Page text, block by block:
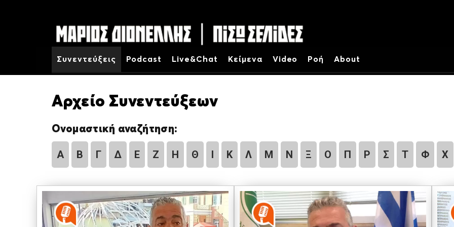
Συνεντεύξεις Podcast Live&Chat Κείμενα Video Ροή About
Αρχείο Συνεντεύξεων
Ονομαστική αναζήτηση:
Α Β Γ Δ Ε Ζ Η Θ Ι Κ Λ Μ Ν Ξ Ο Π Ρ Σ Τ Φ Χ